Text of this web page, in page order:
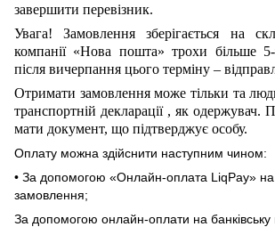
завершити перевізник.
Увага! Замовлення зберігається на
компанії «Нова пошта»трохи більше
після вичерпання цього терміну –
Отримати замовлення може тільки та
транспортній декларації , як одержувач.
мати документ, що підтверджує особу.
Оплату можна здійснити наступним чином:
• За допомогою «Онлайн-оплата LiqPay» на
замовлення;
За допомогою онлайн-оплати на